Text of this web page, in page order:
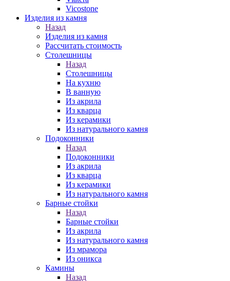
Vicostone
Изделия из камня
Назад
Изделия из камня
Рассчитать стоимость
Столешницы
Назад
Столешницы
На кухню
В ванную
Из акрила
Из кварца
Из керамики
Из натурального камня
Подоконники
Назад
Подоконники
Из акрила
Из кварца
Из керамики
Из натурального камня
Барные стойки
Назад
Барные стойки
Из акрила
Из натурального камня
Из мрамора
Из оникса
Камины
Назад